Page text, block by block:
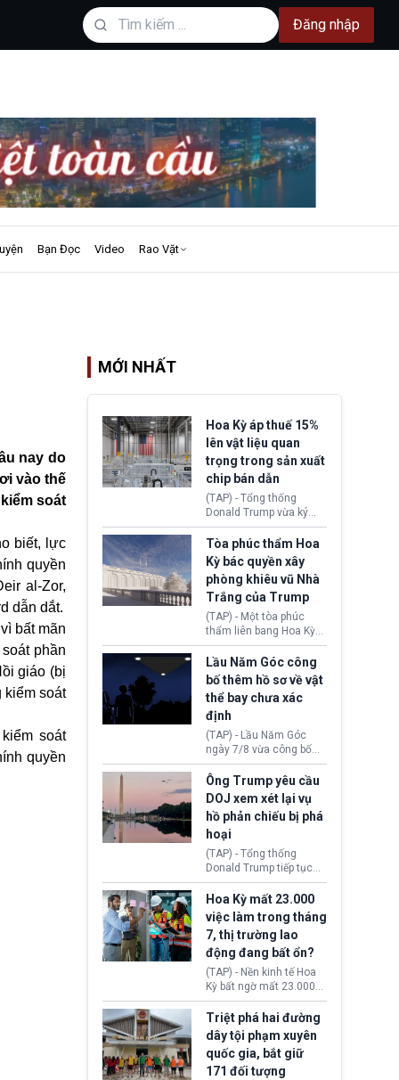
Đăng nhập
Bạn Đọc Video Rao Vặt
nay do
vào thế
soát
biết, lực
quyền
al-Zor,
dẫn dắt.
bất mãn
phần
giáo (bị
kiểm soát
soát
quyền
MỚI NHẤT
Hoa Kỳ áp thuế 15%
lên vật liệu quan
trọng trong sản xuất
chip bán dẫn
(TAP) - Tổng thống
Donald Trump vừa ký
sắc lệnh áp thuế bổ
sung 15% cùng cơ chế
giá sàn nhập khẩu
nghiêm ngặt đối với
polysilicon và các sản
phẩm hạ nguồn. Quyết
định này nhằm khôi
phục chuỗi cung ứng
công nghệ, năng lượng
mặt trời nội địa trước sự
thống trị của Trung
Quốc.
Tòa phúc thẩm Hoa
Kỳ bác quyền xây
phòng khiêu vũ Nhà
Trắng của Trump
(TAP) - Một tòa phúc
thẩm liên bang Hoa Kỳ
vừa phán quyết, chính
quyền Tổng thống
Donald Trump không có
quyền tự ý xây phòng
khiêu vũ mới rộng
khoảng 90.000 feet
vuông tại khu vực Cánh
Đông Nhà Trắng.
Lầu Năm Góc công
bố thêm hồ sơ về vật
thể bay chưa xác
định
(TAP) - Lầu Năm Góc
ngày 7/8 vừa công bố
thêm 41 hồ sơ liên quan
đến UFO hay còn được
gọi là hiện tượng bất
thường chưa xác định
(UAP). Những tài liệu này
bao gồm hình ảnh,
video, báo cáo từ nhiều
cơ quan khác nhau như
Cục Điều tra Liên bang
(FBI), Cơ quan Tình báo
Trung ương (CIA) và Bộ
Ngoại giao (DOS).
Ông Trump yêu cầu
DOJ xem xét lại vụ
hồ phản chiếu bị phá
hoại
(TAP) - Tổng thống
Donald Trump tiếp tục
cho rằng, hồ phản chiếu
trước Đài tưởng niệm
Lincoln bị phá hoại. Lãnh
đạo Nhà Trắng yêu cầu
Bộ Tư pháp (DOJ) xem
xét lại quyết định hủy
truy tố những cá nhân bị
nghi ngờ làm hư hại
công trình.
Hoa Kỳ mất 23.000
việc làm trong tháng
7, thị trường lao
động đang bất ổn?
(TAP) - Nền kinh tế Hoa
Kỳ bất ngờ mất 23.000
việc làm vào tháng 7,
cho thấy thị trường lao
động có dấu hiệu suy
yếu sau thời gian duy trì
tương đối ổn định suốt
nửa năm 2026.
Triệt phá hai đường
dây tội phạm xuyên
quốc gia, bắt giữ
171 đối tượng